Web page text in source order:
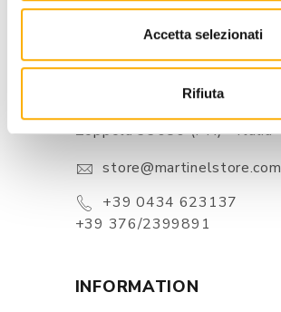
Accetta selezionati
Rifiuta
Zoppola 33080 (PN) - Italia
store@martinelstore.com
+39 0434 623137
+39 376/2399891
INFORMATION